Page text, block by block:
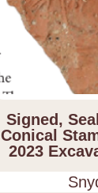
Signed,
Conical
2023